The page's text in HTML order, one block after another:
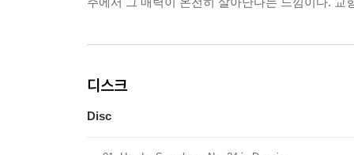
디스크
Disc